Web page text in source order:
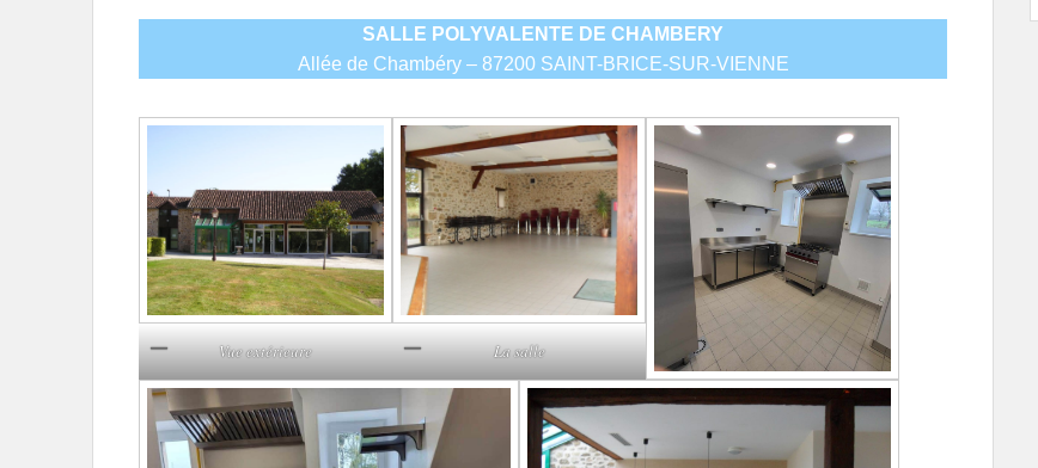
SALLE POLYVALENTE DE CHAMBERY
Allée de Chambéry – 87200 SAINT-BRICE-SUR-VIENNE
Vue extérieure La salle